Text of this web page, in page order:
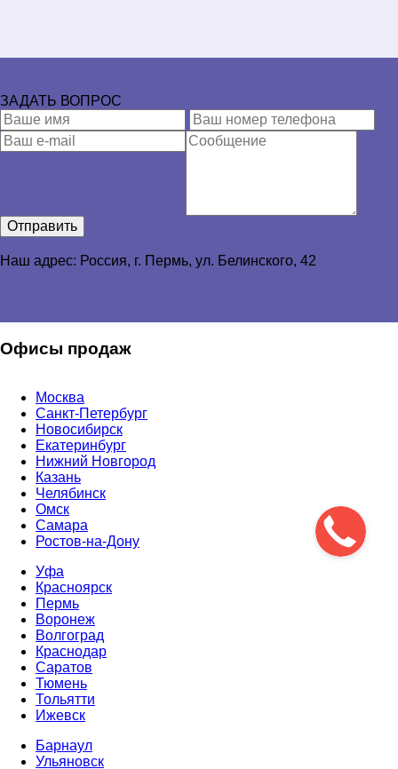
ЗАДАТЬ ВОПРОС
Отправить
Наш адрес: Россия, г. Пермь, ул. Белинского, 42
Офисы продаж
Москва
Санкт-Петербург
Новосибирск
Екатеринбург
Нижний Новгород
Казань
Челябинск
Омск
Самара
Ростов-на-Дону
Уфа
Красноярск
Пермь
Воронеж
Волгоград
Краснодар
Саратов
Тюмень
Тольятти
Ижевск
Барнаул
Ульяновск